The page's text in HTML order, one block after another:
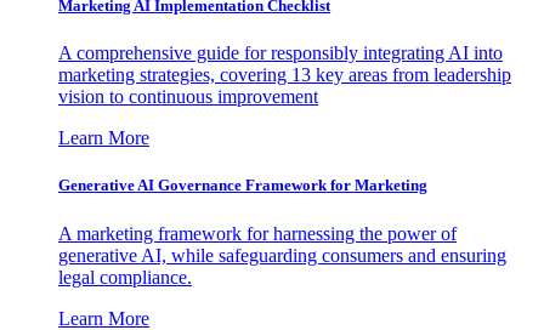
Marketing AI Implementation Checklist
A comprehensive guide for responsibly integrating AI into
marketing strategies, covering 13 key areas from leadership
vision to continuous improvement
Learn More
Generative AI Governance Framework for Marketing
A marketing framework for harnessing the power of
generative AI, while safeguarding consumers and ensuring
legal compliance.
Learn More